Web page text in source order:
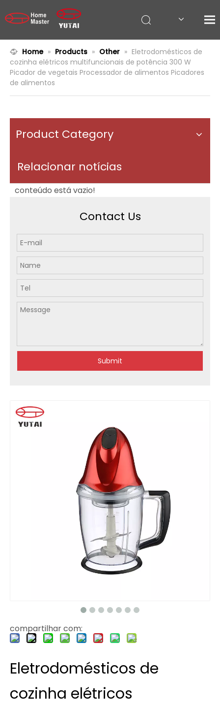
Home » Products » Other » Eletrodomésticos de
cozinha elétricos multifuncionais de potência 300 W
Picador de vegetais Processador de alimentos Picadores
de alimentos
Product Category
Relacionar notícias
conteúdo está vazio!
Contact Us
Submit
compartilhar com:
Eletrodomésticos de
cozinha elétricos